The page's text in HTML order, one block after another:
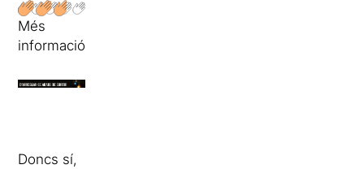
Més
informació
Doncs sí,